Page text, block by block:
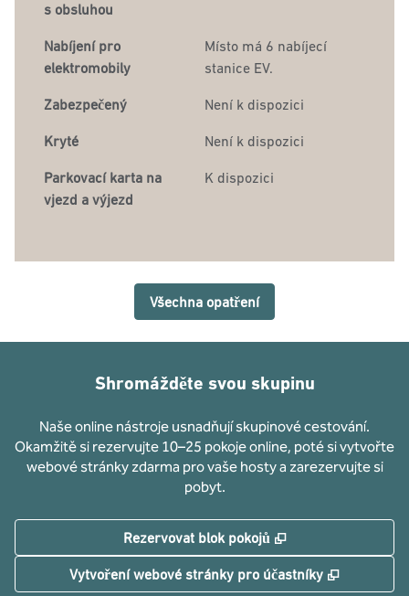
s obsluhou
Nabíjení pro
elektromobily
Místo má 6 nabíjecí
stanice EV.
Zabezpečený Není k dispozici
Kryté Není k dispozici
Parkovací karta na
vjezd a výjezd
K dispozici
Všechna opatření
Shromážděte svou skupinu
Naše online nástroje usnadňují skupinové cestování.
Okamžitě si rezervujte 10–25 pokoje online, poté si vytvořte
webové stránky zdarma pro vaše hosty a zarezervujte si
pobyt.
Rezervovat blok pokojů ,
Vytvoření webové stránky pro účastníky ,